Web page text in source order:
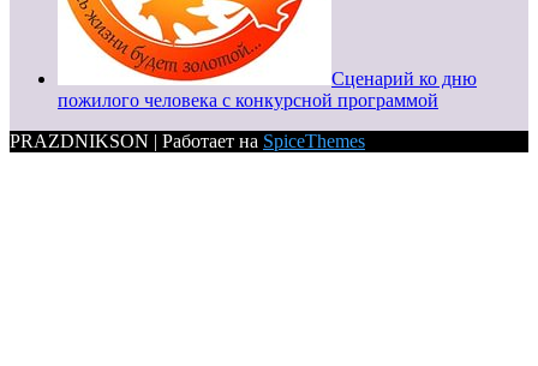
Сценарий ко дню
пожилого человека с конкурсной программой
PRAZDNIKSON | Работает на SpiceThemes